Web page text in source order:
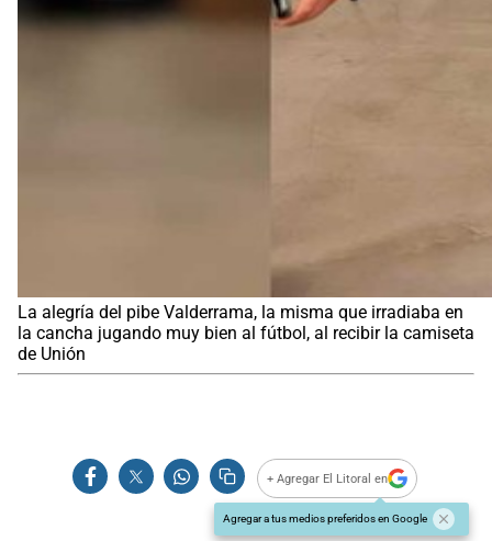
La alegría del pibe Valderrama, la misma que irradiaba en
la cancha jugando muy bien al fútbol, al recibir la camiseta
de Unión
+ Agregar El Litoral en
Agregar a tus medios preferidos en Google